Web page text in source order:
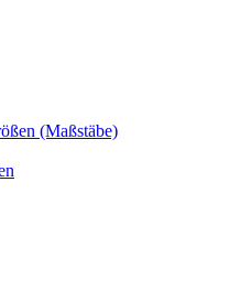
(Maßstäbe)